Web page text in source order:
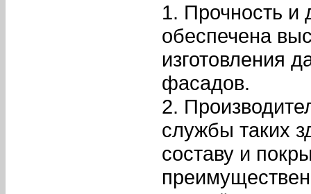
1. Прочность и
обеспечена
изготовления
фасадов.
2.
службы таких
составу и